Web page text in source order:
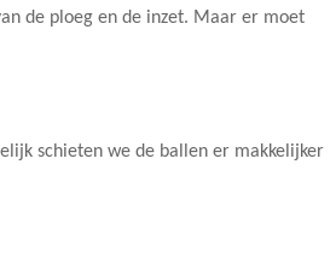
de ploeg en de inzet. Maar er moet
schieten we de ballen er makkelijker